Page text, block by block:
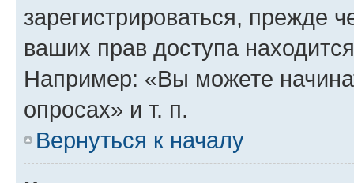
зарегистрироваться, прежде
ваших прав доступа
Например: «Вы можете
опросах» и т. п.
Вернуться к началу